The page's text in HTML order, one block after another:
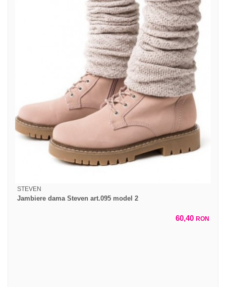
STEVEN
Jambiere dama Steven art.095 model 2
60,40 RON